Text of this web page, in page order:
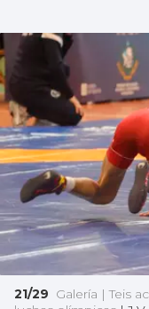
21/29 Galería | Teis